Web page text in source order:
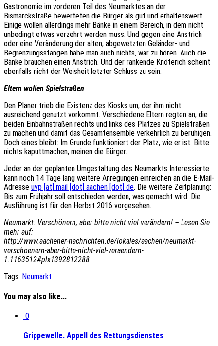
Gastronomie im vorderen Teil des Neumarktes an der
Bismarckstraße bewerteten die Bürger als gut und erhaltenswert.
Einige wollen allerdings mehr Bänke in einem Bereich, in dem nicht
unbedingt etwas verzehrt werden muss. Und gegen eine Anstrich
oder eine Veränderung der alten, abgewetzten Geländer- und
Begrenzungsstangen habe man auch nichts, war zu hören. Auch die
Bänke brauchen einen Anstrich. Und der rankende Knöterich scheint
ebenfalls nicht der Weisheit letzter Schluss zu sein.
Eltern wollen Spielstraßen
Den Planer trieb die Existenz des Kiosks um, der ihm nicht
ausreichend genutzt vorkommt. Verschiedene Eltern regten an, die
beiden Einbahnstraßen rechts und links des Platzes zu Spielstraßen
zu machen und damit das Gesamt­ensemble verkehrlich zu beruhigen.
Doch eines bleibt: Im Grunde funktioniert der Platz, wie er ist. Bitte
nichts kaputtmachen, meinen die Bürger.
Jeder an der geplanten Umgestaltung des Neumarkts Interessierte
kann noch 14 Tage lang weitere Anregungen einreichen an die E-Mail-
Adresse uvp [at] mail [dot] aachen [dot] de. Die weitere Zeitplanung:
Bis zum Frühjahr soll entschieden werden, was gemacht wird. Die
Ausführung ist für den Herbst 2016 vorgesehen.
Neumarkt: Verschönern, aber bitte nicht viel verändern! – Lesen Sie
mehr auf:
http://www.aachener-nachrichten.de/lokales/aachen/neumarkt-
verschoenern-aber-bitte-nicht-viel-veraendern-
1.1163512#plx1392812288
Tags: Neumarkt
You may also like...
0
Grippewelle. Appell des Rettungsdienstes